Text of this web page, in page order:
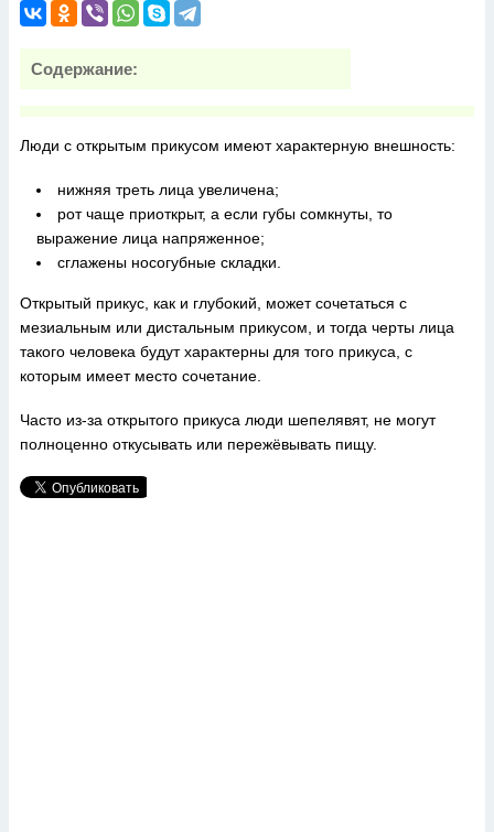
Содержание:
Люди с открытым прикусом имеют характерную внешность:
нижняя треть лица увеличена;
рот чаще приоткрыт, а если губы сомкнуты, то
выражение лица напряженное;
сглажены носогубные складки.
Открытый прикус, как и глубокий, может сочетаться с
мезиальным или дистальным прикусом, и тогда черты лица
такого человека будут характерны для того прикуса, с
которым имеет место сочетание.
Часто из-за открытого прикуса люди шепелявят, не могут
полноценно откусывать или пережёвывать пищу.